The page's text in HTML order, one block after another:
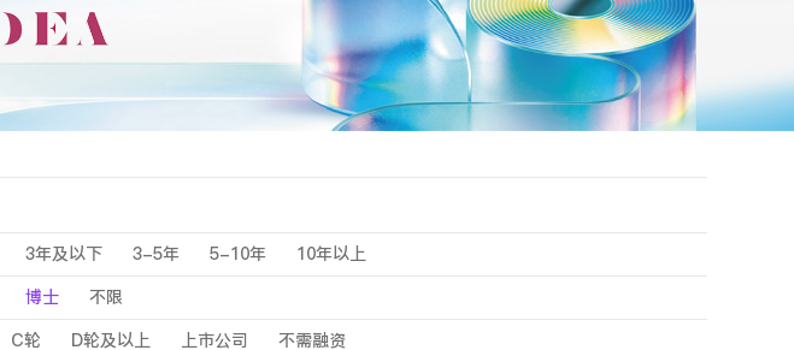
3年及以下 3-5年 5-10年 10年以上
博士 不限
C轮 D轮及以上 上市公司 不需融资